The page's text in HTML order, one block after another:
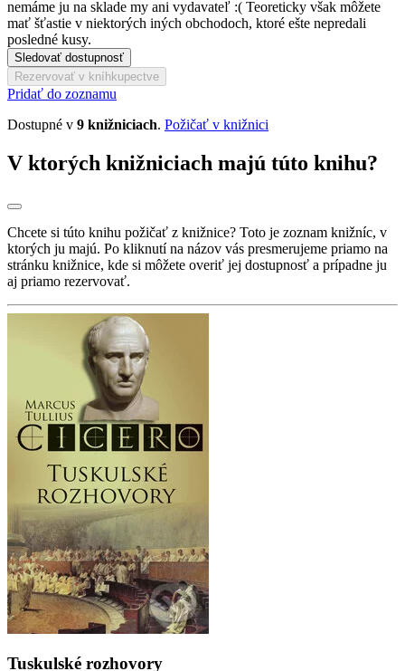
nemáme ju na sklade my ani vydavateľ :( Teoreticky však môžete
mať šťastie v niektorých iných obchodoch, ktoré ešte nepredali
posledné kusy.
Sledovať dostupnosť
Rezervovať v kníhkupectve
Pridať do zoznamu
Dostupné v 9 knižniciach. Požičať v knižnici
V ktorých knižniciach majú túto knihu?
Chcete si túto knihu požičať z knižnice? Toto je zoznam knižníc, v
ktorých ju majú. Po kliknutí na názov vás presmerujeme priamo na
stránku knižnice, kde si môžete overiť jej dostupnosť a prípadne ju
aj priamo rezervovať.
Tuskulské rozhovory